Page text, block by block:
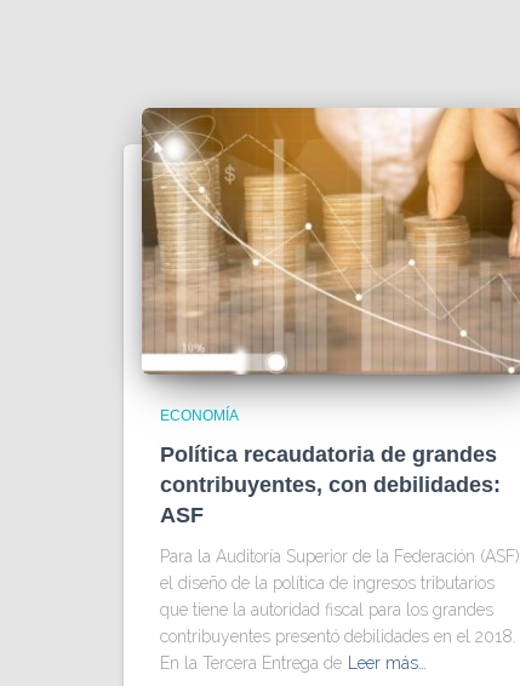
ECONOMÍA
Política recaudatoria de grandes
contribuyentes, con debilidades:
ASF
Para la Auditoría Superior de la Federación (ASF),
el diseño de la política de ingresos tributarios
que tiene la autoridad fiscal para los grandes
contribuyentes presentó debilidades en el 2018.
En la Tercera Entrega de
Leer más…